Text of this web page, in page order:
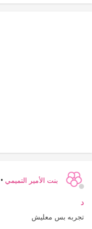
بنت الأمير التميمي •
د
تجربه بس معليش